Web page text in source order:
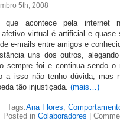
5th, 2008
que acontece pela internet
afetivo virtual é artificial e quase
e-mails entre amigos e
uns dos outros, aleg
sempre foi e continua sendo
a isso não tenho dúvida, mas
tão injustiçada. (mais…)
Tags:Ana Flores,
Posted in Colaboradores